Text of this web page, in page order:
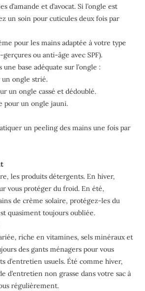
d’amande et d’avocat. Si l’ongle est
un soin pour cuticules deux fois par
pour les mains adaptée à votre type
ou anti-âge avec SPF).
une base adéquate sur l’ongle :
un ongle strié.
un ongle cassé et dédoublé.
pour un ongle jauni.
un peeling des mains une fois par
les produits détergents. En hiver,
vous protéger du froid. En été,
de crème solaire, protégez-les du
quasiment toujours oubliée.
riche en vitamines, sels minéraux et
des gants ménagers pour vous
d’entretien usuels. Été comme hiver,
d’entretien non grasse dans votre sac à
régulièrement.